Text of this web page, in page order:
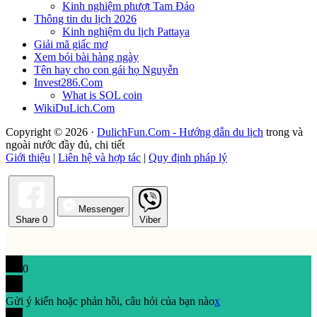
Kinh nghiệm phượt Tam Đảo
Thông tin du lịch 2026
Kinh nghiệm du lịch Pattaya
Giải mã giấc mơ
Xem bói bài hàng ngày
Tên hay cho con gái họ Nguyễn
Invest286.Com
What is SOL coin
WikiDuLich.Com
Copyright © 2026 · DulichFun.Com - Hướng dẫn du lịch trong và
ngoài nước đầy đủ, chi tiết
Giới thiệu | Liên hệ và hợp tác | Quy định pháp lý
Share 0
Messenger
Viber
0
Gửi ý kiến hoặc phản hồi, câu hỏi của bạn nàox